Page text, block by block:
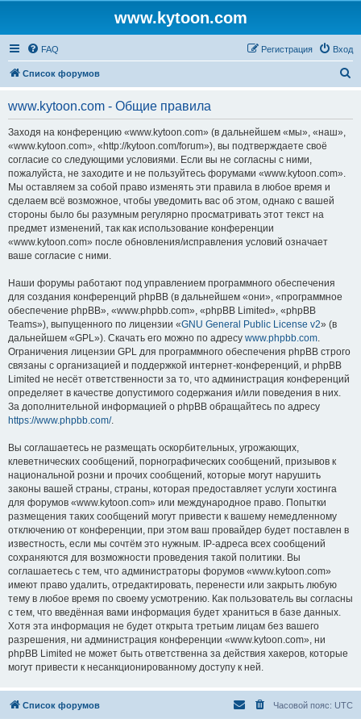
www.kytoon.com
FAQ Вход
Регистрация
Список форумов
www.kytoon.com - Общие правила
Заходя на конференцию «www.kytoon.com» (в дальнейшем «мы», «наш»,
«www.kytoon.com», «http://kytoon.com/forum»), вы подтверждаете своё
согласие со следующими условиями. Если вы не согласны с ними,
пожалуйста, не заходите и не пользуйтесь форумами «www.kytoon.com».
Мы оставляем за собой право изменять эти правила в любое время и
сделаем всё возможное, чтобы уведомить вас об этом, однако с вашей
стороны было бы разумным регулярно просматривать этот текст на
предмет изменений, так как использование конференции
«www.kytoon.com» после обновления/исправления условий означает
ваше согласие с ними.
Наши форумы работают под управлением программного обеспечения
для создания конференций phpBB (в дальнейшем «они», «программное
обеспечение phpBB», «www.phpbb.com», «phpBB Limited», «phpBB
Teams»), выпущенного по лицензии «GNU General Public License v2» (в
дальнейшем «GPL»). Скачать его можно по адресу www.phpbb.com.
Ограничения лицензии GPL для программного обеспечения phpBB строго
связаны с организацией и поддержкой интернет-конференций, и phpBB
Limited не несёт ответственности за то, что администрация конференций
определяет в качестве допустимого содержания и/или поведения в них.
За дополнительной информацией о phpBB обращайтесь по адресу
https://www.phpbb.com/.
Вы соглашаетесь не размещать оскорбительных, угрожающих,
клеветнических сообщений, порнографических сообщений, призывов к
национальной розни и прочих сообщений, которые могут нарушить
законы вашей страны, страны, которая предоставляет услуги хостинга
для форумов «www.kytoon.com» или международное право. Попытки
размещения таких сообщений могут привести к вашему немедленному
отключению от конференции, при этом ваш провайдер будет поставлен в
известность, если мы сочтём это нужным. IP-адреса всех сообщений
сохраняются для возможности проведения такой политики. Вы
соглашаетесь с тем, что администраторы форумов «www.kytoon.com»
имеют право удалить, отредактировать, перенести или закрыть любую
тему в любое время по своему усмотрению. Как пользователь вы согласны
с тем, что введённая вами информация будет храниться в базе данных.
Хотя эта информация не будет открыта третьим лицам без вашего
разрешения, ни администрация конференции «www.kytoon.com», ни
phpBB Limited не может быть ответственна за действия хакеров, которые
могут привести к несанкционированному доступу к ней.
Список форумов Часовой пояс: UTC